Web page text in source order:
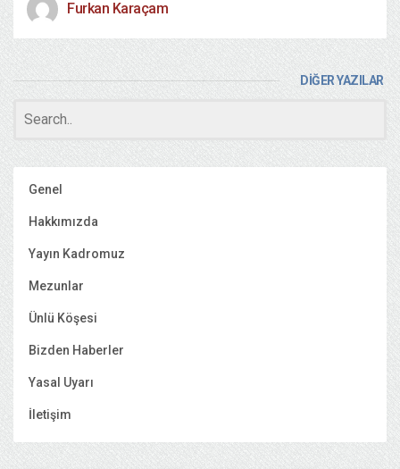
Furkan Karaçam
DİĞER YAZILAR
Genel
Hakkımızda
Yayın Kadromuz
Mezunlar
Ünlü Köşesi
Bizden Haberler
Yasal Uyarı
İletişim